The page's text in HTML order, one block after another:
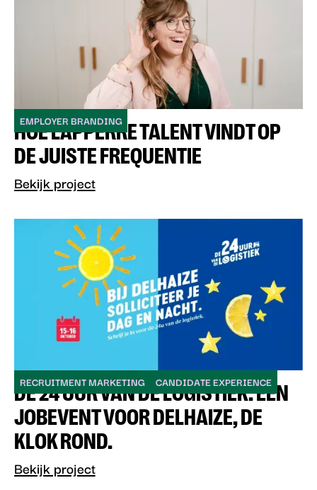
EMPLOYER BRANDING
HOE LAPPERRE TALENT VINDT OP
DE JUISTE FREQUENTIE
Bekijk project
RECRUITMENT MARKETING CANDIDATE EXPERIENCE
DE 24 UUR VAN DE LOGISTIEK: EEN
JOBEVENT VOOR DELHAIZE, DE
KLOK ROND.
Bekijk project